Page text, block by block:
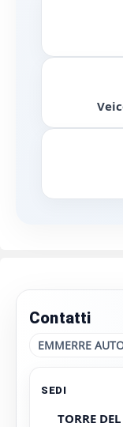
Contatti
EMMERRE
SEDI
TORRE